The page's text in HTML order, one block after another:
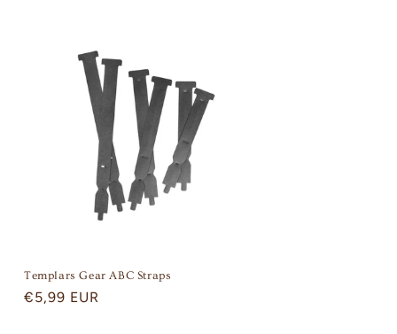
Templars Gear ABC Straps
Regular
€5,99 EUR